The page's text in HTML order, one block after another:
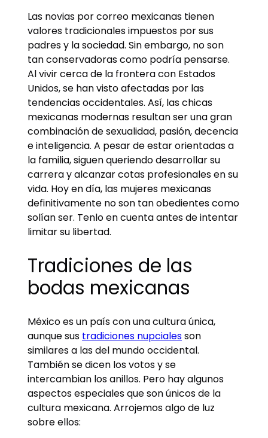
Las novias por correo mexicanas tienen
valores tradicionales impuestos por sus
padres y la sociedad. Sin embargo, no son
tan conservadoras como podría pensarse.
Al vivir cerca de la frontera con Estados
Unidos, se han visto afectadas por las
tendencias occidentales. Así, las chicas
mexicanas modernas resultan ser una gran
combinación de sexualidad, pasión, decencia
e inteligencia. A pesar de estar orientadas a
la familia, siguen queriendo desarrollar su
carrera y alcanzar cotas profesionales en su
vida. Hoy en día, las mujeres mexicanas
definitivamente no son tan obedientes como
solían ser. Tenlo en cuenta antes de intentar
limitar su libertad.
Tradiciones de las
bodas mexicanas
México es un país con una cultura única,
aunque sus tradiciones nupcialesson
similares a las del mundo occidental.
También se dicen los votos y se
intercambian los anillos. Pero hay algunos
aspectos especiales que son únicos de la
cultura mexicana. Arrojemos algo de luz
sobre ellos: